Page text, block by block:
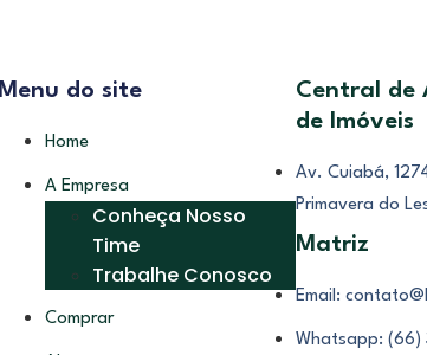
Menu do site
Home
A Empresa
Conheça Nosso
Time
Trabalhe Conosco
Comprar
Central de
de Imóveis
Av. Cuiabá,
Primavera do
Matriz
Email:
Whatsapp: